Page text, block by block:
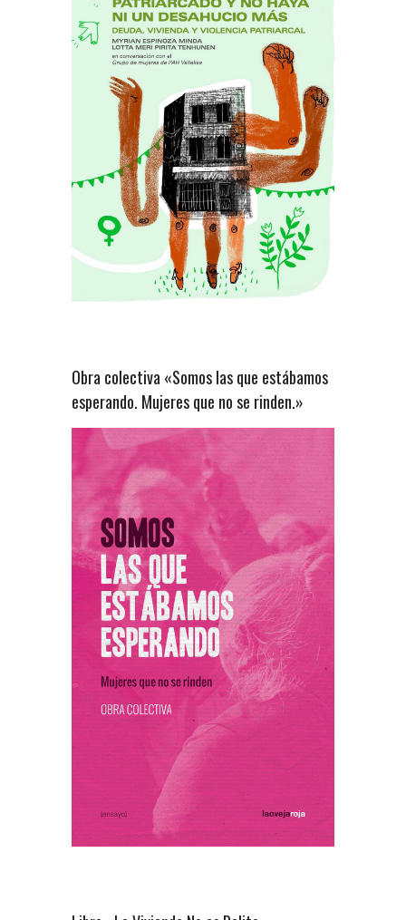
Obra colectiva «Somos las que estábamos
esperando. Mujeres que no se rinden.»